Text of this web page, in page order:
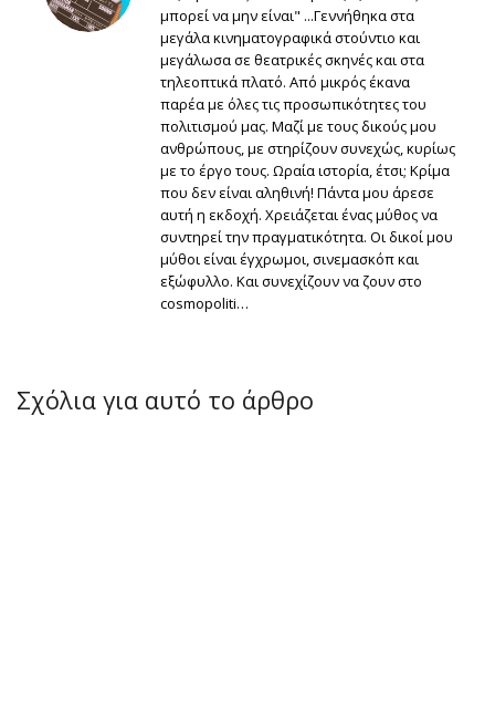
μπορεί να μην είναι" ...Γεννήθηκα στα
μεγάλα κινηματογραφικά στούντιο και
μεγάλωσα σε θεατρικές σκηνές και στα
τηλεοπτικά πλατό. Από μικρός έκανα
παρέα με όλες τις προσωπικότητες του
πολιτισμού μας. Μαζί με τους δικούς μου
ανθρώπους, με στηρίζουν συνεχώς, κυρίως
με το έργο τους. Ωραία ιστορία, έτσι; Κρίμα
που δεν είναι αληθινή! Πάντα μου άρεσε
αυτή η εκδοχή. Χρειάζεται ένας μύθος να
συντηρεί την πραγματικότητα. Οι δικοί μου
μύθοι είναι έγχρωμοι, σινεμασκόπ και
εξώφυλλο. Και συνεχίζουν να ζουν στο
cosmopoliti…
Σχόλια για αυτό το άρθρο